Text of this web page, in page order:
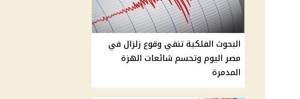
البحوث الفلكية تنفي وقوع زلزال في
مصر اليوم وتحسم شائعات الهزة
المدمرة